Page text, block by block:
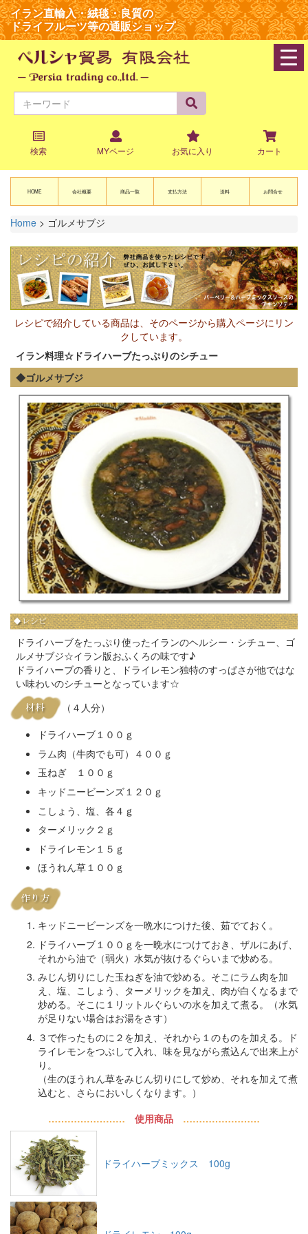
イラン直輸入・絨毯・良質の
ドライフルーツ等の通販ショップ
検索 MYページ お気に入り カート
HOME 会社概要 商品一覧 支払方法 送料 お問合せ
Home > ゴルメサブジ
レシピで紹介している商品は、そのページから購入ページにリン
クしています。
イラン料理☆ドライハーブたっぷりのシチュー
◆ゴルメサブジ
ドライハーブをたっぷり使ったイランのヘルシー・シチュー、ゴ
ルメサブジ☆イラン版おふくろの味です♪
ドライハーブの香りと、ドライレモン独特のすっぱさが他ではな
い味わいのシチューとなっています☆
（４人分）
ドライハーブ１００ｇ
ラム肉（牛肉でも可）４００ｇ
玉ねぎ １００ｇ
キッドニービーンズ１２０ｇ
こしょう、塩、各４ｇ
ターメリック２ｇ
ドライレモン１５ｇ
ほうれん草１００ｇ
キッドニービーンズを一晩水につけた後、茹でておく。
ドライハーブ１００ｇを一晩水につけておき、ザルにあげ、
それから油で（弱火）水気が抜けるぐらいまで炒める。
みじん切りにした玉ねぎを油で炒める。そこにラム肉を加
え、塩、こしょう、ターメリックを加え、肉が白くなるまで
炒める。そこに１リットルぐらいの水を加えて煮る。（水気
が足りない場合はお湯をさす）
３で作ったものに２を加え、それから１のものを加える。ド
ライレモンをつぶして入れ、味を見ながら煮込んで出来上が
り。
（生のほうれん草をみじん切りにして炒め、それを加えて煮
込むと、さらにおいしくなります。）
…………………… 使用商品 ……………………
ドライハーブミックス 100g